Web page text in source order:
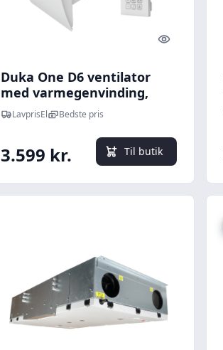
Quick look
Duka One D6 ventilator
med varmegenvinding,
Ø160 mm, hvid
LavprisEl Bedste pris
3.599 kr. Til butik